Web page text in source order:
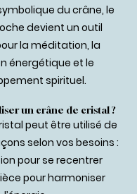
du crâne, le
devient un outil
la méditation, la
énergétique et le
spirituel.
un crâne de cristal ?
peut être utilisé de
selon vos besoins :
pour se recentrer
pour harmoniser